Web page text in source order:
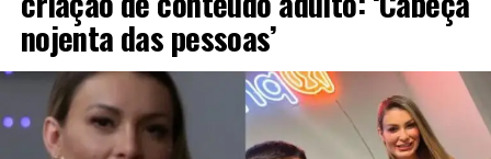
nojenta das pessoas’